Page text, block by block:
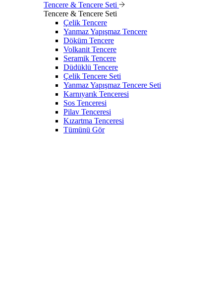
Tencere & Tencere Seti
Tencere & Tencere Seti
Çelik Tencere
Yanmaz Yapışmaz Tencere
Döküm Tencere
Volkanit Tencere
Seramik Tencere
Düdüklü Tencere
Çelik Tencere Seti
Yanmaz Yapışmaz Tencere Seti
Karnıyarık Tenceresi
Sos Tenceresi
Pilav Tenceresi
Kızartma Tenceresi
Tümünü Gör